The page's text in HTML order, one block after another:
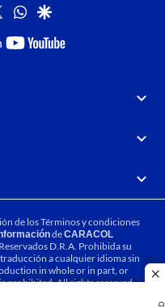
twitterwhatsapp
google
youtube-
de losTérminos y condiciones
deCARACOL
D.R.A. Prohibida su
a cualquier idioma sin
in whole or in part, or
prohibited. All rights reserved